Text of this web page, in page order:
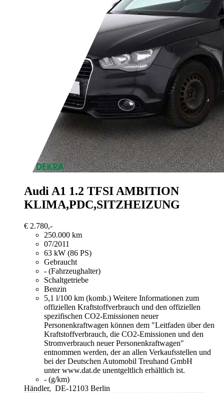
Audi A1 1.2 TFSI AMBITION
KLIMA,PDC,SITZHEIZUNG
€ 2.780,-
250.000 km
07/2011
63 kW (86 PS)
Gebraucht
- (Fahrzeughalter)
Schaltgetriebe
Benzin
5,1 l/100 km (komb.) Weitere Informationen zum
offiziellen Kraftstoffverbrauch und den offiziellen
spezifischen CO2-Emissionen neuer
Personenkraftwagen können dem "Leitfaden über den
Kraftstoffverbrauch, die CO2-Emissionen und den
Stromverbrauch neuer Personenkraftwagen"
entnommen werden, der an allen Verkaufsstellen und
bei der Deutschen Automobil Treuhand GmbH
unter www.dat.de unentgeltlich erhältlich ist.
- (g/km)
Händler, DE-12103 Berlin